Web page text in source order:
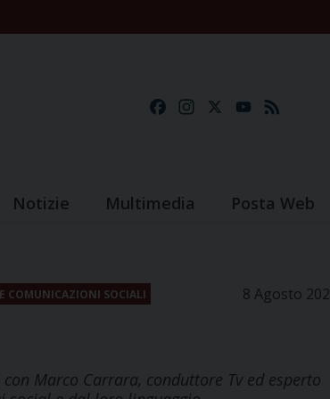
FacebookInstagramYouTube
Notizie Multimedia Posta Web
COMUNICAZIONI SOCIALI 8 Agosto
Marco Carrara, conduttore Tv ed esperto